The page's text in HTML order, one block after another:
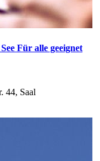
Für alle geeignet
44, Saal